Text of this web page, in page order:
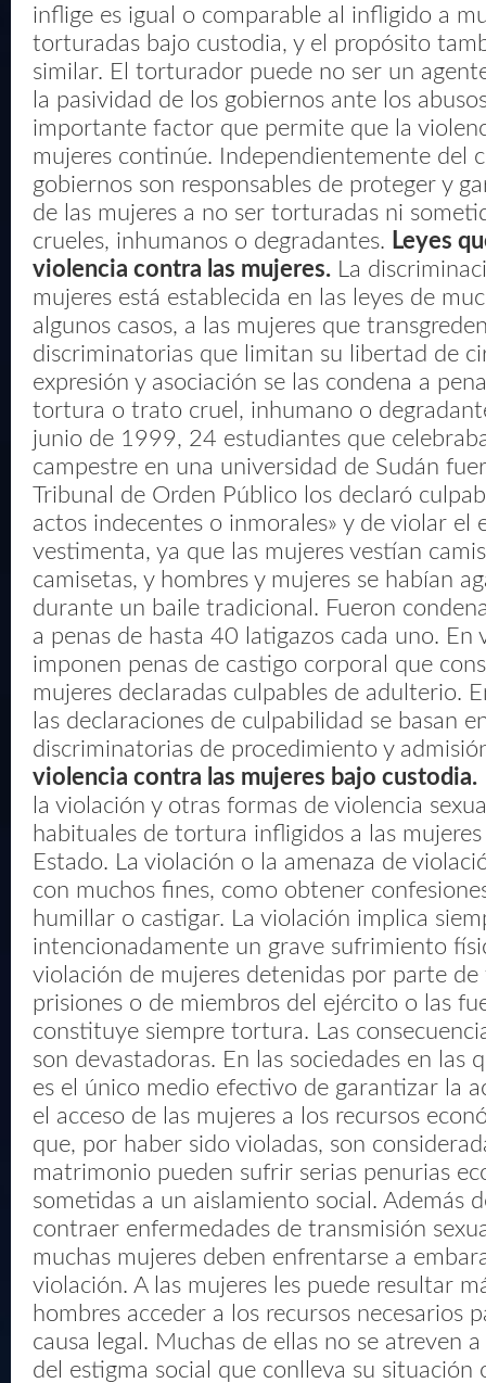
inflige es igual o comparable al infligido a
torturadas bajo custodia, y el propósito
similar. El torturador puede no ser un
la pasividad de los gobiernos ante los
importante factor que permite que la
mujeres continúe. Independientemente del
gobiernos son responsables de proteger y
de las mujeres a no ser torturadas ni
crueles, inhumanos o degradantes. Leyes
violencia contra las mujeres. La
mujeres está establecida en las leyes de
algunos casos, a las mujeres que
discriminatorias que limitan su libertad de
expresión y asociación se las condena a
tortura o trato cruel, inhumano o
junio de 1999, 24 estudiantes que
campestre en una universidad de Sudán
Tribunal de Orden Público los declaró
actos indecentes o inmorales» y de violar el
vestimenta, ya que las mujeres vestían
camisetas, y hombres y mujeres se habían
durante un baile tradicional. Fueron
a penas de hasta 40 latigazos cada uno. En
imponen penas de castigo corporal que
mujeres declaradas culpables de adulterio.
las declaraciones de culpabilidad se basan
discriminatorias de procedimiento y
violencia contra las mujeres bajo custodia.
la violación y otras formas de violencia
habituales de tortura infligidos a las
Estado. La violación o la amenaza de
con muchos fines, como obtener
humillar o castigar. La violación implica
intencionadamente un grave sufrimiento
violación de mujeres detenidas por parte
prisiones o de miembros del ejército o las
constituye siempre tortura. Las
son devastadoras. En las sociedades en las
es el único medio efectivo de garantizar la
el acceso de las mujeres a los recursos
que, por haber sido violadas, son
matrimonio pueden sufrir serias penurias
sometidas a un aislamiento social. Además
contraer enfermedades de transmisión
muchas mujeres deben enfrentarse a
violación. A las mujeres les puede resultar
hombres acceder a los recursos necesarios
causa legal. Muchas de ellas no se atreven
del estigma social que conlleva su situación